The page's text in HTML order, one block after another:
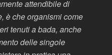
attendibile di
è che organismi come
tenuti a bada, anche
delle singole